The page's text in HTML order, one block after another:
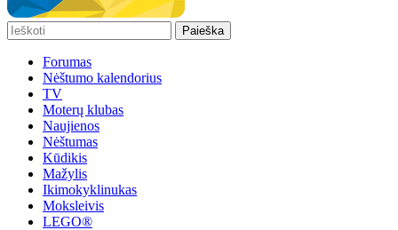
Paieška
Forumas
Nėštumo kalendorius
TV
Moterų klubas
Naujienos
Nėštumas
Kūdikis
Mažylis
Ikimokyklinukas
Moksleivis
LEGO®